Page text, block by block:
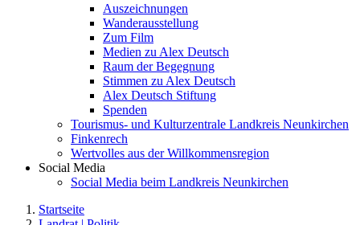
Auszeichnungen
Wanderausstellung
Zum Film
Medien zu Alex Deutsch
Raum der Begegnung
Stimmen zu Alex Deutsch
Alex Deutsch Stiftung
Spenden
Tourismus- und Kulturzentrale Landkreis Neunkirchen
Finkenrech
Wertvolles aus der Willkommensregion
Social Media
Social Media beim Landkreis Neunkirchen
Startseite